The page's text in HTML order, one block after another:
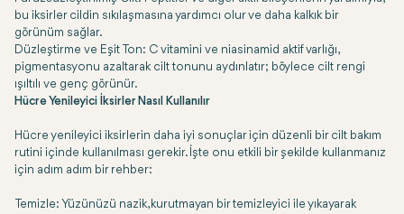
bu iksirler cildin sıkılaşmasına yardımcı olur ve daha kalkık bir
görünüm sağlar.
Düzleştirme ve Eşit Ton: C vitamini ve niasinamid aktif varlığı,
pigmentasyonu azaltarak cilt tonunu aydınlatır; böylece cilt rengi
ışıltılı ve genç görünür.
Hücre Yenileyici İksirler Nasıl Kullanılır
Hücre yenileyici iksirlerin daha iyi sonuçlar için düzenli bir cilt bakım
rutini içinde kullanılması gerekir. İşte onu etkili bir şekilde kullanmanız
için adım adım bir rehber:
Temizle: Yüzünüzü nazik, kurutmayan bir temizleyici ile yıkayarak